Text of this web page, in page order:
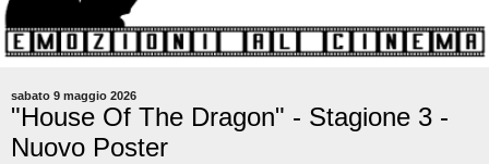
sabato 9 maggio 2026
"House Of The Dragon" - Stagione 3 -
Nuovo Poster